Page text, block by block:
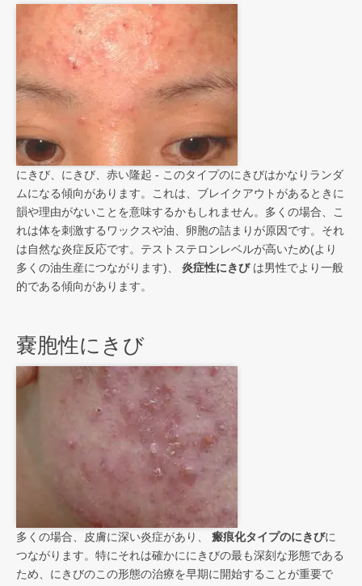
にきび、にきび、赤い隆起 - このタイプのにきびはかなりランダ
ムになる傾向があります。これは、ブレイクアウトがあるときに
韻や理由がないことを意味するかもしれません。多くの場合、こ
れは体を刺激するワックスや油、卵胞の詰まりが原因です。それ
は自然な炎症反応です。テストステロンレベルが高いため(より
多くの油生産につながります)、 炎症性にきびは男性でより一般
的である傾向があります。
嚢胞性にきび
多くの場合、皮膚に深い炎症があり、 瘢痕化タイプのにきびに
つながります。特にそれは確かににきびの最も深刻な形態である
ため、にきびのこの形態の治療を早期に開始することが重要で